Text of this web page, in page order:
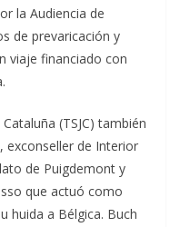
la Audiencia de
de prevaricación y
viaje financiado con
(TSJC) también
exconseller de Interior
de Puigdemont y
que actuó como
huida a Bélgica. Buch